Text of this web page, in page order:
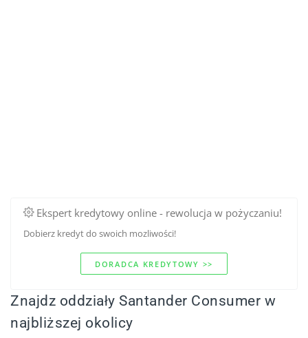
Ekspert kredytowy online - rewolucja w pożyczaniu!
Dobierz kredyt do swoich mozliwości!
DORADCA KREDYTOWY >>
Znajdz oddziały Santander Consumer w
najbliższej okolicy